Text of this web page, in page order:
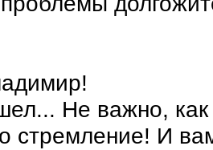
Не важно, как
стремление! И